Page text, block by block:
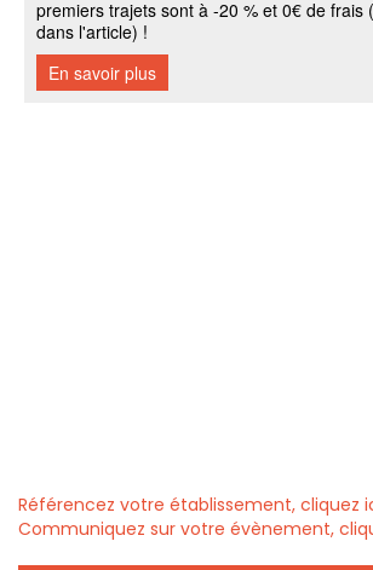
Référencez votre établissement, cliquez
Communiquez sur votre évènement,